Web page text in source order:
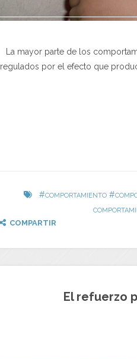
La mayor parte de los
regulados por el efecto que
#COMPORTAMIENTO#
COMPARTIR
El refuerzo